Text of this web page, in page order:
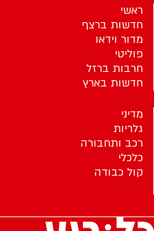
ראשי
חדשות ברצף
מדור וידאו
פוליטי
חרבות ברזל
חדשות בארץ
מדיני
גלריות
רכב ותחבורה
כלכלי
קול כבודה